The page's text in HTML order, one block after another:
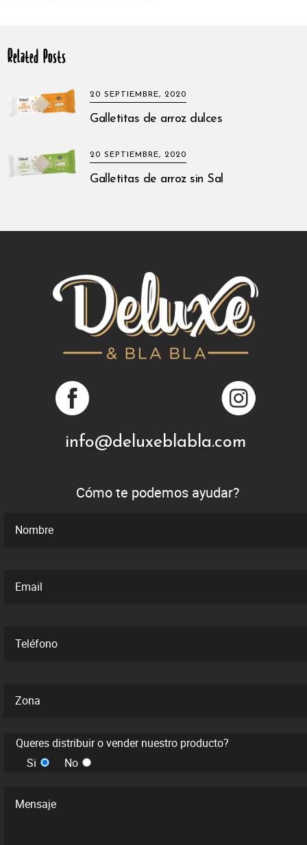
Related Posts
20 SEPTIEMBRE, 2020
Galletitas de arroz dulces
20 SEPTIEMBRE, 2020
Galletitas de arroz sin Sal
info@deluxeblabla.com
Cómo te podemos ayudar?
Queres distribuir o vender nuestro producto?
Si
No